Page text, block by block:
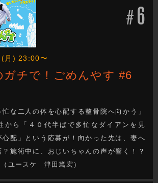
#6
月) 23:00〜
ガチで！ごめんやす #6
忙な二人の体を心配する整骨院へ向かう」
から「４０代半ばで多忙なダイアンを見
配」という応募が！向かった先は、妻へ
施術中に、おじいちゃんの声が響く！？
ユースケ 津田篤宏）